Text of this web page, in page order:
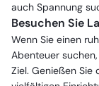
auch Spannung
Besuchen Sie
Wenn Sie einen
Abenteuer
Ziel. Genießen Sie